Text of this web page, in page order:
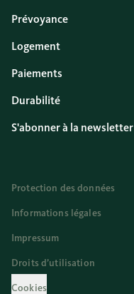
Prévoyance
Logement
Paiements
Durabilité
S'abonner à la newsletter
Protection des données
Informations légales
Impressum
Droits d’utilisation
Cookies